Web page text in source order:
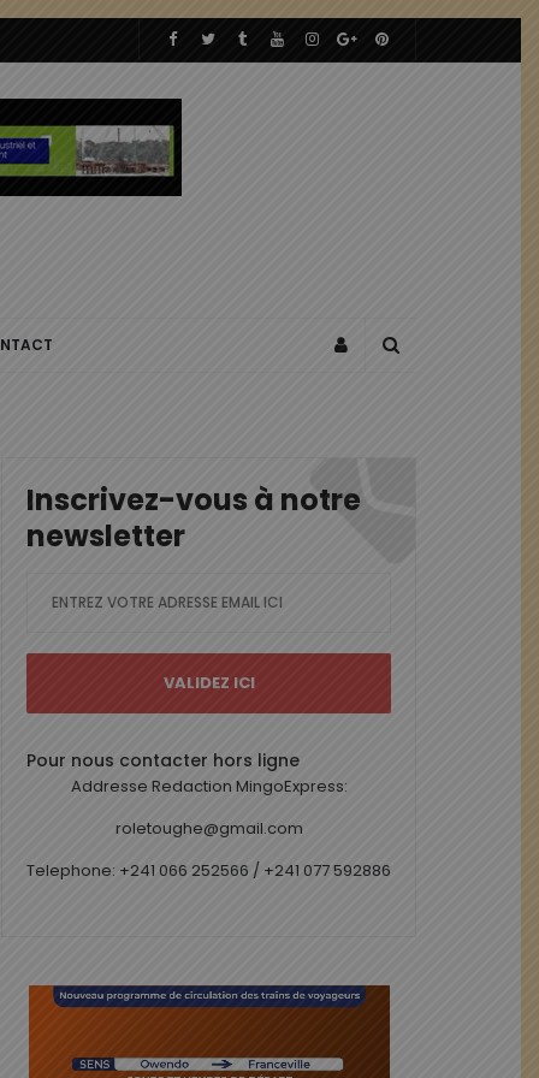
Inscrivez-vous à notre
newsletter
Pour nous contacter hors ligne
Addresse Redaction MingoExpress:
roletoughe@gmail.com
Telephone: +241 066 252566 / +241 077 592886